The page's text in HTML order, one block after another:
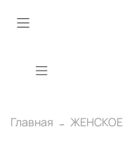
Главная ЖЕНСКОЕ